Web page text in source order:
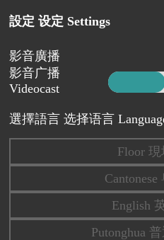
設定 设定 Settings
影音廣播
影音广播
Videocast
選擇語言 选择语言
Floor
English
Putonghua